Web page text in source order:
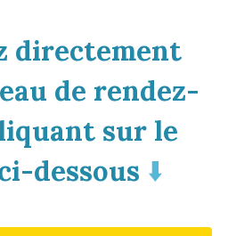
directement
de rendez-
sur le
dessous ⬇️